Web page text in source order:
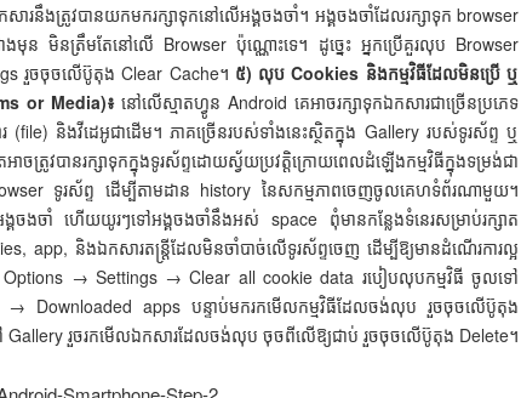
ារនឹងត្រូវបានយកមករក្សាទុកនៅលើអង្គចងចាំ។ អង្គចងចាំដែលរក្សាទុក browser
ងមុន មិនត្រឹមតែនៅលើ Browser ប៉ុណ្ណោះទេ។ ដូច្នេះ អ្នកប្រើគួរលុប Browser
រួចចុចលើប៊ូតុង Clear Cache។ ៥) លុប Cookies និងកម្មវិធីដែលមិនប្រើ ឬ
or Media)៖នៅលើស្មាតហ្វូន Android គេអាចរក្សាទុកឯកសារជាច្រើនប្រភេទ
និងវីដេអូជាដើម។ ភាគច្រើនរបស់ទាំងនេះស្ថិតក្នុង Gallery របស់ទូរស័ព្ទ ឬ
វបានរក្សាទុកក្នុងទូរស័ព្ទដោយស្វ័យប្រវត្តិក្រោយពេលដំឡើងកម្មវិធីក្នុងទម្រង់ជា
ទូរស័ព្ទ ដើម្បីតាមដាន history នៃសកម្មភាពចេញចូលគេហទំព័រណាមួយ។
ចងចាំ ហើយយូរៗទៅអង្គចងចាំនឹងអស់ space ពុំមានកន្លែងទំនេរសម្រាប់រក្សាត
app, និងឯកសារតន្ត្រីដែលមិនចាំបាច់លើទូរស័ព្ទចេញ ដើម្បីឱ្យមានដំណើរការល្អ
→ Settings → Clear all cookie data របៀបលុបកម្មវិធី ចូលទៅ
apps បន្ទាប់មករកមើលកម្មវិធីដែលចង់លុប រួចចុចលើប៊ូតុង
រួចរកមើលឯកសារដែលចង់លុប ចុចពីលើឱ្យជាប់ រួចចុចលើប៊ូតុង Delete។